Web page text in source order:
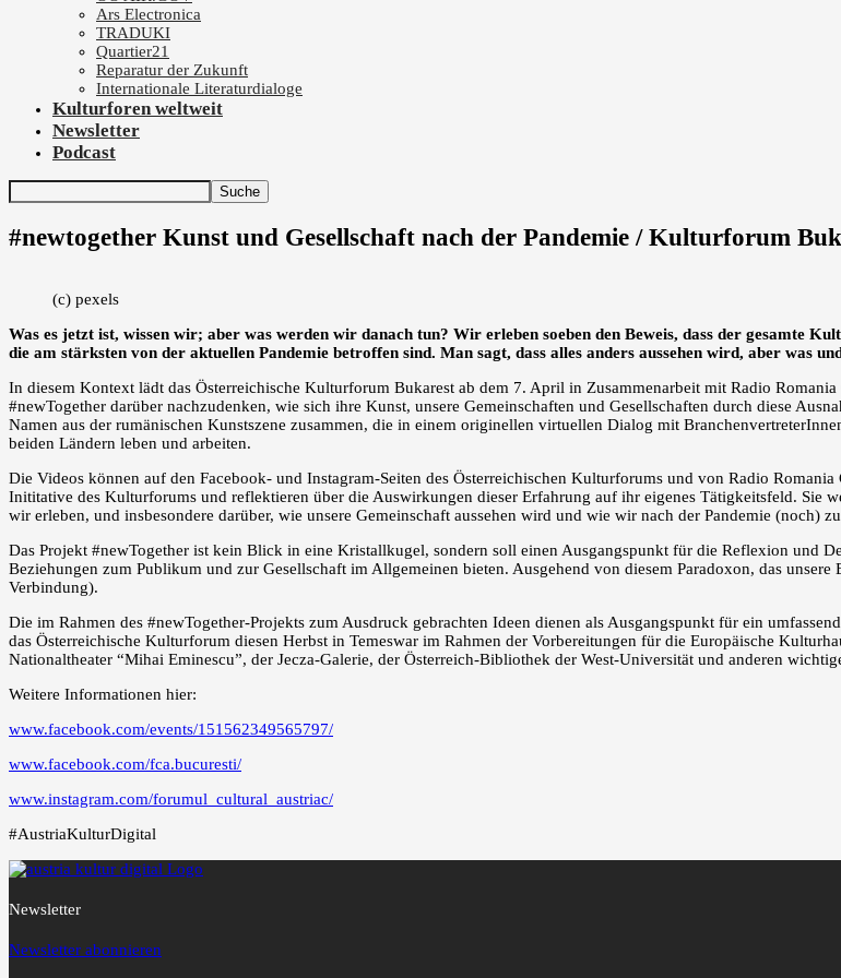
Ars Electronica
TRADUKI
Quartier21
Reparatur der Zukunft
Internationale Literaturdialoge
Kulturforen weltweit
Newsletter
Podcast
#newtogether Kunst und Gesellschaft nach der Pandemie / Kulturforum
(c) pexels
Was es jetzt ist, wissen wir; aber was werden wir danach tun? Wir erleben soeben den Beweis, dass der gesamte
die am stärksten von der aktuellen Pandemie betroffen sind. Man sagt, dass alles anders aussehen wird, aber was
In diesem Kontext lädt das Österreichische Kulturforum Bukarest ab dem 7. April in Zusammenarbeit mit Radio
#newTogether darüber nachzudenken, wie sich ihre Kunst, unsere Gemeinschaften und Gesellschaften durch diese
Namen aus der rumänischen Kunstszene zusammen, die in einem originellen virtuellen Dialog mit
beiden Ländern leben und arbeiten.
Die Videos können auf den Facebook- und Instagram-Seiten des Österreichischen Kulturforums und von Radio
Inititative des Kulturforums und reflektieren über die Auswirkungen dieser Erfahrung auf ihr eigenes Tätigkeitsfeld. Sie
wir erleben, und insbesondere darüber, wie unsere Gemeinschaft aussehen wird und wie wir nach der Pandemie (noch)
Das Projekt #newTogether ist kein Blick in eine Kristallkugel, sondern soll einen Ausgangspunkt für die Reflexion und
Beziehungen zum Publikum und zur Gesellschaft im Allgemeinen bieten. Ausgehend von diesem Paradoxon, das
Verbindung).
Die im Rahmen des #newTogether-Projekts zum Ausdruck gebrachten Ideen dienen als Ausgangspunkt für ein
das Österreichische Kulturforum diesen Herbst in Temeswar im Rahmen der Vorbereitungen für die Europäische
Nationaltheater “Mihai Eminescu”, der Jecza-Galerie, der Österreich-Bibliothek der West-Universität und anderen
Weitere Informationen hier:
www.facebook.com/events/151562349565797/
www.facebook.com/fca.bucuresti/
www.instagram.com/forumul_cultural_austriac/
#AustriaKulturDigital
Newsletter
Newsletter abonnieren